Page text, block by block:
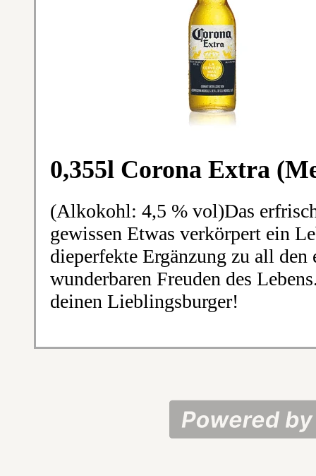
0,355l Corona Extra
(Alkokohl: 4,5 % vol)Das
gewissen Etwas verkörpert ein
dieperfekte Ergänzung zu all den
wunderbaren Freuden des
deinen Lieblingsburger!